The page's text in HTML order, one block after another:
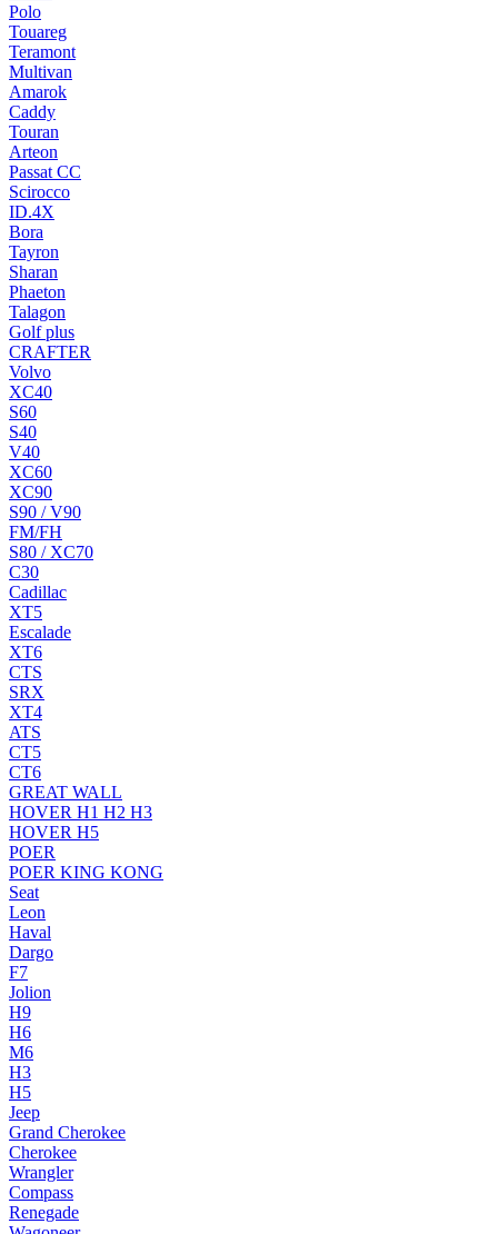
Polo
Touareg
Teramont
Multivan
Amarok
Caddy
Touran
Arteon
Passat CC
Scirocco
ID.4X
Bora
Tayron
Sharan
Phaeton
Talagon
Golf plus
CRAFTER
Volvo
XC40
S60
S40
V40
XC60
XC90
S90 / V90
FM/FH
S80 / XC70
C30
Cadillac
XT5
Escalade
XT6
CTS
SRX
XT4
ATS
CT5
CT6
GREAT WALL
HOVER H1 H2 H3
HOVER H5
POER
POER KING KONG
Seat
Leon
Haval
Dargo
F7
Jolion
H9
H6
M6
H3
H5
Jeep
Grand Cherokee
Cherokee
Wrangler
Compass
Renegade